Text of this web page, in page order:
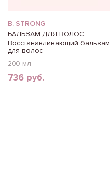
B. STRONG
БАЛЬЗАМ ДЛЯ ВОЛОС
Восстанавливающий бальзам
для волос
200 мл
736 руб.